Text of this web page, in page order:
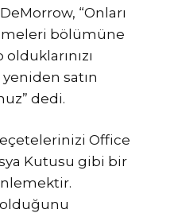
“Onları
bölümüne
satın
dedi.
Office
Kutusu gibi bir